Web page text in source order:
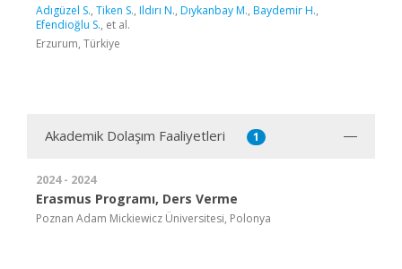
Adıgüzel S., Tiken S., Ildırı N., Dıykanbay M., Baydemir H.,
Efendioğlu S., et al.
Erzurum, Türkiye
Akademik Dolaşım Faaliyetleri 1
2024 - 2024
Erasmus Programı, Ders Verme
Poznan Adam Mickiewicz Üniversitesi, Polonya